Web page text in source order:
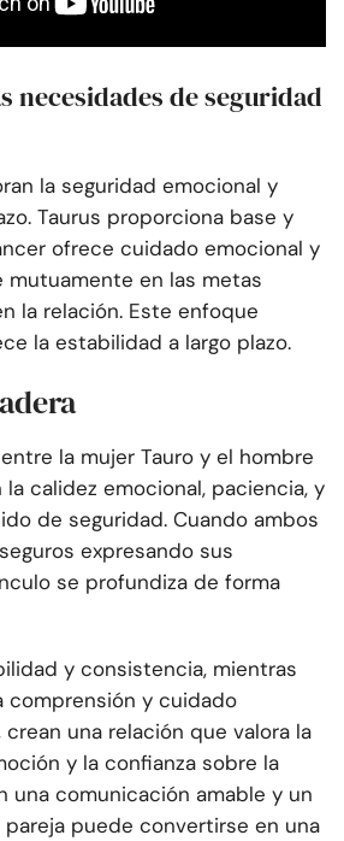
necesidades de seguridad
la seguridad emocional y
Taurus proporciona base y
ofrece cuidado emocional y
mutuamente en las metas
la relación. Este enfoque
la estabilidad a largo plazo.
la mujer Tauro y el hombre
calidez emocional, paciencia, y
de seguridad. Cuando ambos
expresando sus
se profundiza de forma
y consistencia, mientras
comprensión y cuidado
una relación que valora la
y la confianza sobre la
una comunicación amable y un
puede convertirse en una